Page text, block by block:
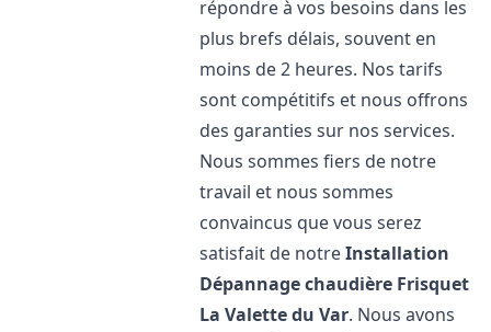
répondre à vos besoins dans les
plus brefs délais, souvent en
moins de 2 heures. Nos tarifs
sont compétitifs et nous offrons
des garanties sur nos services.
Nous sommes fiers de notre
travail et nous sommes
convaincus que vous serez
satisfait de notreInstallation
Dépannage chaudière Frisquet
La Valette du Var. Nous avons